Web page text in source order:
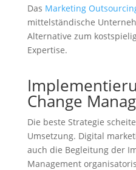
Das Marketing
mittelständische
Alternative zum
Expertise.
Change
Die beste Strategie
Umsetzung. Digital
auch die Begleitung der
Management